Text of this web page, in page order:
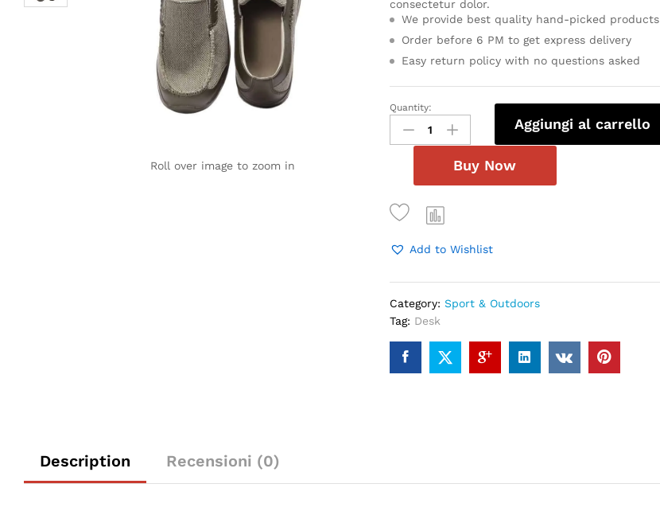
Roll over image to zoom in
consectetur dolor.
We provide best quality hand-picked products
Order before 6 PM to get express delivery
Easy return policy with no questions asked
Casual
Shoes
For
Quantity:
Aggiungi al carrello
Buy Now
Add to Wishlist
Category: Sport & Outdoors
Tag: Desk
Description Recensioni (0)